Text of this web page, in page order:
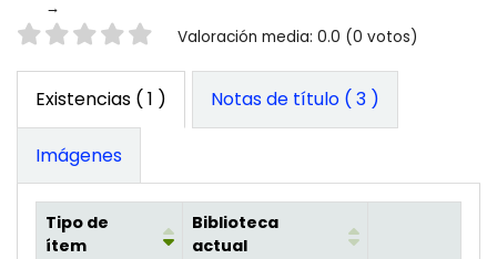
Valoración Valoración media: 0.0 (0 votos)
Existencias ( 1 ) Notas de título ( 3 )
Imágenes
Tipo de
ítem
Biblioteca
actual